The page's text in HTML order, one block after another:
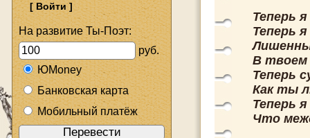
На развитие Ты-Поэт:
руб.
ЮMoney
Банковская карта
Мобильный платёж
Теперь
Теперь
В твоем
Теперь
Как ты
Теперь
Что